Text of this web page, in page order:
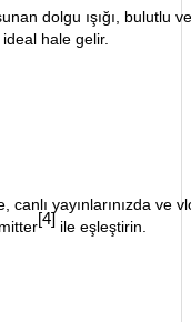
dolgu ışığı, bulutlu
hale gelir.
yayınlarınızda ve
[4] ile eşleştirin.